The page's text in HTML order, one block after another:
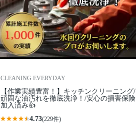
CLEANING EVERYDAY
【作業実績豊富！】キッチンクリーニング/
頑固な油汚れを徹底洗浄！/安心の損害保険
加入済み👍
4.73(229件)